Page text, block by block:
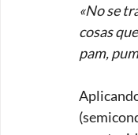
«No se
cosas
pam,